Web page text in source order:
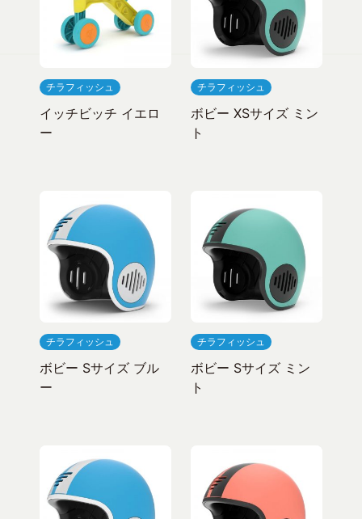
チラフィッシュ
イッチビッチ イエロ
ー
チラフィッシュ
ボビー XSサイズ ミン
ト
チラフィッシュ
ボビー Sサイズ ブル
ー
チラフィッシュ
ボビー Sサイズ ミン
ト